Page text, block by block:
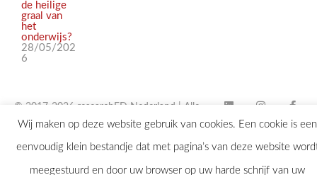
de heilige
graal van
het
onderwijs?
28/05/202
6
© 2017-2026 researchED Nederland | Alle
rechten voorbehouden |
contact@researchED.eu
Wij maken op deze website gebruik van cookies. Een cookie is een
eenvoudig klein bestandje dat met pagina’s van deze website
meegestuurd en door uw browser op uw harde schrijf van uw